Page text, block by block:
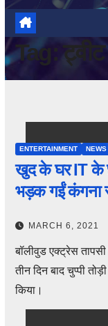
Tag:ट्वीट
ENTERTAINMENT NEWS
खुद के घर IT के
भड़क गईं कंगना
MARCH 6, 2021
बॉलीवुड एक्ट्रेस
तीन दिन बाद चुप्पी
किया।